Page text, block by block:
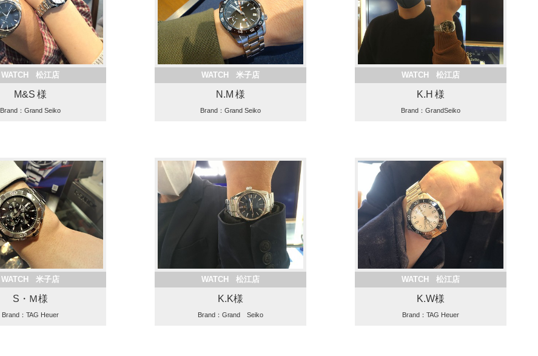
WATCH 松江店
M&S 様
Brand：Grand Seiko
WATCH 米子店
N.M 様
Brand：Grand Seiko
WATCH 松江店
K.H 様
Brand：GrandSeiko
WATCH 米子店
S・Ｍ様
Brand：TAG Heuer
WATCH 松江店
K.K様
Brand：Grand Seiko
WATCH 松江店
K.W様
Brand：TAG Heuer